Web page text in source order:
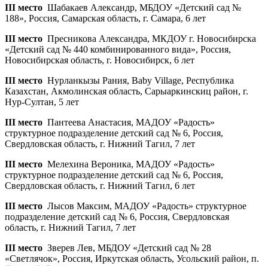
III место Шабакаев Александр, МБДОУ «Детский сад №
188», Россия, Самарская область, г. Самара, 6 лет
III место Пресникова Александра, МКДОУ г. Новосибирска
«Детский сад № 440 комбинированного вида», Россия,
Новосибирская область, г. Новосибирск, 6 лет
III место Нурланкызы Рания, Baby Village, Республика
Казахстан, Акмолинская область, Сарыаркинскиц район, г.
Нур-Султан, 5 лет
III место Пантеева Анастасия, МАДОУ «Радость»
структурное подразделение детский сад № 6, Россия,
Свердловская область, г. Нижний Тагил, 7 лет
III место Мелехина Вероника, МАДОУ «Радость»
структурное подразделение детский сад № 6, Россия,
Свердловская область, г. Нижний Тагил, 6 лет
III место Лысов Максим, МАДОУ «Радость» структурное
подразделение детский сад № 6, Россия, Свердловская
область, г. Нижний Тагил, 7 лет
III место Зверев Лев, МБДОУ «Детский сад № 28
«Светлячок», Россия, Иркутская область, Усольский район, п.